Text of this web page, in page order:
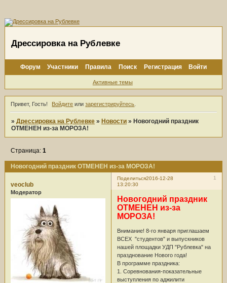
Дрессировка на Рублевке
Форум Участники Правила Поиск Регистрация Войти
Активные темы
Привет, Гость! Войдите илизарегистрируйтесь
»Дрессировка на Рублевке » Новости » Новогодний праздник
ОТМЕНЕН из-за МОРОЗА!
Новогодний праздник ОТМЕНЕН из-за МОРОЗА!
Страница:1
Поделиться 1
2016-12-28
13:20:30
veoclub
Модератор
Новогодний праздник
ОТМЕНЕН из-за
МОРОЗА!
Внимание! 8-го января приглашаем
ВСЕХ "студентов" и выпускников
нашей площадки УДП "Рублевка" на
празднование Нового года!
В программе праздника:
1. Соревнования-показательные
выступления по аджилити